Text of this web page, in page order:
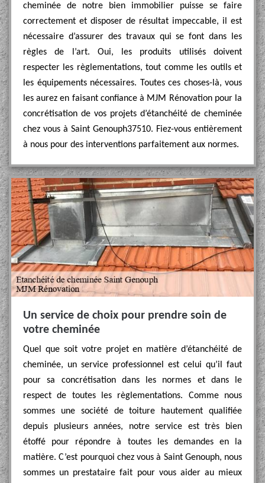
cheminée de notre bien immobilier puisse se faire
correctement et disposer de résultat impeccable, il est
nécessaire d’assurer des travaux qui se font dans les
règles de l’art. Oui, les produits utilisés doivent
respecter les règlementations, tout comme les outils et
les équipements nécessaires. Toutes ces choses-là, vous
les aurez en faisant confiance à MJM Rénovation pour la
concrétisation de vos projets d’étanchéité de cheminée
chez vous à Saint Genouph37510. Fiez-vous entièrement
à nous pour des interventions parfaitement aux normes.
Un service de choix pour prendre soin de
votre cheminée
Quel que soit votre projet en matière d’étanchéité de
cheminée, un service professionnel est celui qu’il faut
pour sa concrétisation dans les normes et dans le
respect de toutes les règlementations. Comme nous
sommes une société de toiture hautement qualifiée
depuis plusieurs années, notre service est très bien
étoffé pour répondre à toutes les demandes en la
matière. C’est pourquoi chez vous à Saint Genouph, nous
sommes un prestataire fait pour vous aider au mieux